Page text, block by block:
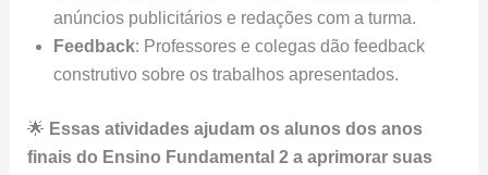
anúncios publicitários e redações com a turma.
Feedback: Professores e colegas dão feedback
construtivo sobre os trabalhos apresentados.
🌟 Essas atividades ajudam os alunos dos anos
finais do Ensino Fundamental 2 a aprimorar suas